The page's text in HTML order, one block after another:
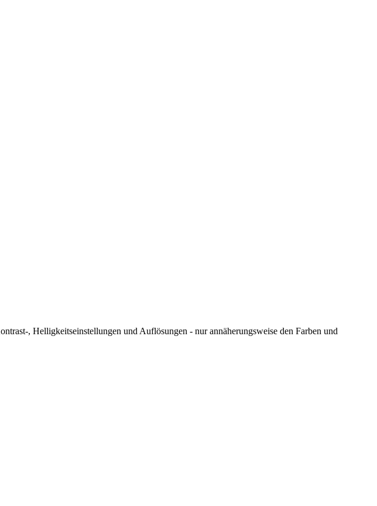
, Helligkeitseinstellungen und Auflösungen - nur annäherungsweise den Farben und